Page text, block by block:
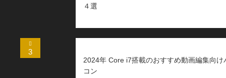
４選
3
2024年 Core i7搭載のおすすめ動画編集向け
コン